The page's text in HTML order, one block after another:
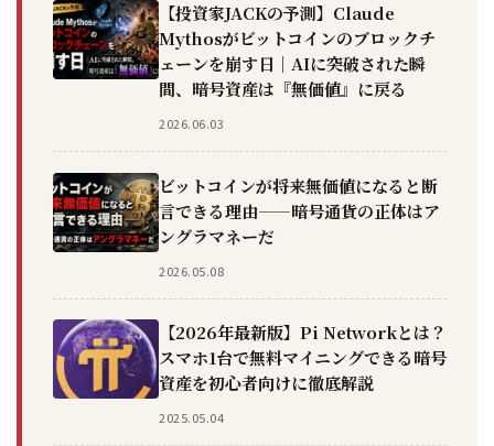
【投資家JACKの予測】Claude
Mythosがビットコインのブロックチ
ェーンを崩す日｜AIに突破された瞬
間、暗号資産は『無価値』に戻る
2026.06.03
ビットコインが将来無価値になると断
言できる理由——暗号通貨の正体はア
ングラマネーだ
2026.05.08
【2026年最新版】Pi Networkとは？
スマホ1台で無料マイニングできる暗号
資産を初心者向けに徹底解説
2025.05.04